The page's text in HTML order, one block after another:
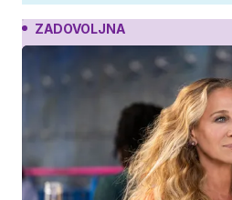
ZADOVOLJNA